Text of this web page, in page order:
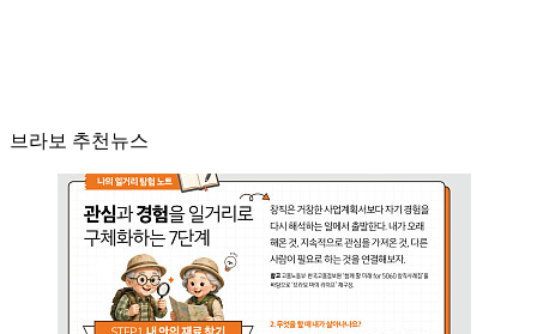
브라보 추천뉴스